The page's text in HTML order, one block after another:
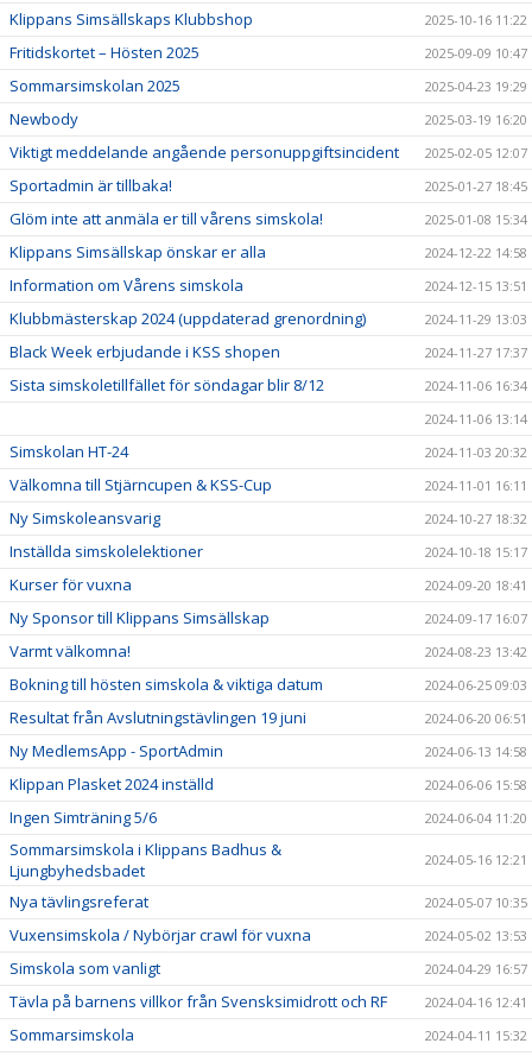
Klippans Simsällskaps Klubbshop 2025-10-16 11:22
Fritidskortet – Hösten 2025 2025-09-09 10:47
Sommarsimskolan 2025 2025-04-23 19:29
Newbody 2025-03-19 16:20
Viktigt meddelande angående personuppgiftsincident 2025-02-05 12:07
Sportadmin är tillbaka! 2025-01-27 18:45
Glöm inte att anmäla er till vårens simskola! 2025-01-08 15:34
Klippans Simsällskap önskar er alla 2024-12-22 14:58
Information om Vårens simskola 2024-12-15 13:51
Klubbmästerskap 2024 (uppdaterad grenordning) 2024-11-29 13:03
Black Week erbjudande i KSS shopen 2024-11-27 17:37
Sista simskoletillfället för söndagar blir 8/12
2024-11-06 16:34
2024-11-06 13:14
Simskolan HT-24 2024-11-03 20:32
Välkomna till Stjärncupen & KSS-Cup 2024-11-01 16:11
Ny Simskoleansvarig 2024-10-27 18:32
Inställda simskolelektioner 2024-10-18 15:17
Kurser för vuxna 2024-09-20 18:41
Ny Sponsor till Klippans Simsällskap 2024-09-17 16:07
Varmt välkomna! 2024-08-23 13:42
Bokning till hösten simskola & viktiga datum 2024-06-25 09:03
Resultat från Avslutningstävlingen 19 juni 2024-06-20 06:51
Ny MedlemsApp - SportAdmin 2024-06-13 14:58
Klippan Plasket 2024 inställd 2024-06-06 15:58
Ingen Simträning 5/6 2024-06-04 11:20
Sommarsimskola i Klippans Badhus &
Ljungbyhedsbadet
2024-05-16 12:21
Nya tävlingsreferat 2024-05-07 10:35
Vuxensimskola / Nybörjar crawl för vuxna 2024-05-02 13:53
Simskola som vanligt 2024-04-29 16:57
Tävla på barnens villkor från Svensksimidrott och RF 2024-04-16 12:41
Sommarsimskola 2024-04-11 15:32